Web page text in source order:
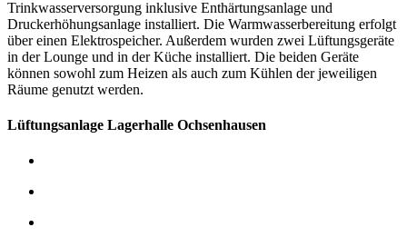
Trinkwasserversorgung inklusive Enthärtungsanlage und
Druckerhöhungsanlage installiert. Die Warmwasserbereitung erfolgt
über einen Elektrospeicher. Außerdem wurden zwei Lüftungsgeräte
in der Lounge und in der Küche installiert. Die beiden Geräte
können sowohl zum Heizen als auch zum Kühlen der jeweiligen
Räume genutzt werden.
Lüftungsanlage Lagerhalle Ochsenhausen